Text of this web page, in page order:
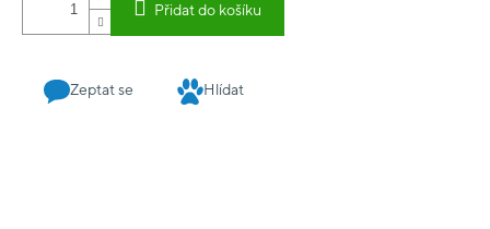
Přidat do košíku
Zeptat se Hlídat